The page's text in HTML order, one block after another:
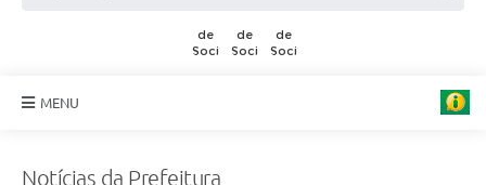
MENU
Notícias da Prefeitura